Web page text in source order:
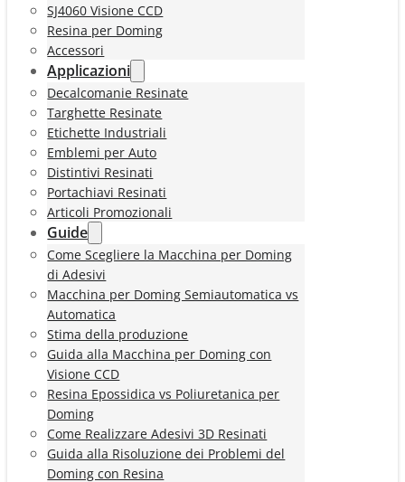
SJ4060 Visione CCD
Resina per Doming
Accessori
Applicazioni
Decalcomanie Resinate
Targhette Resinate
Etichette Industriali
Emblemi per Auto
Distintivi Resinati
Portachiavi Resinati
Articoli Promozionali
Guide
Come Scegliere la Macchina per Doming
di Adesivi
Macchina per Doming Semiautomatica vs
Automatica
Stima della produzione
Guida alla Macchina per Doming con
Visione CCD
Resina Epossidica vs Poliuretanica per
Doming
Come Realizzare Adesivi 3D Resinati
Guida alla Risoluzione dei Problemi del
Doming con Resina